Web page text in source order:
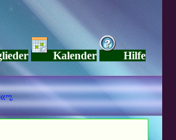
Kalender Hilfe
♥ڿڰۣ«ಌ SPIRITUELLE Я Ξ √ Ω L U T ↑ ☼ N - Forum - WE ARE ALL ❤NE L♡ve ● Pe▲ce ● Light☀ Nothing But L♡ve Here ♥ڿڰۣ«ಌ